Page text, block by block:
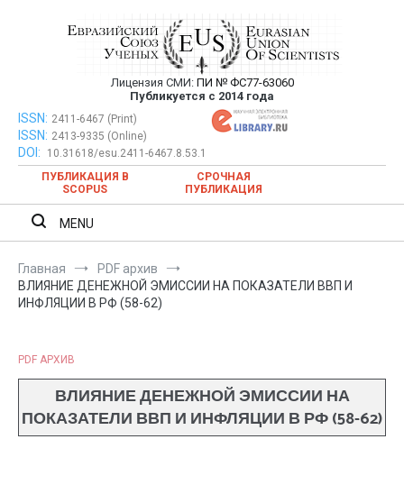
Евразийский Союз Ученых —
публикация научных статей в
ежемесячном научном журнале
Лицензия СМИ: ПИ № ФС77-63060
Публикуется с 2014 года
Евразийский Союз Ученых — публикация научных статей в
ежемесячном научном журнале
ISSN: 2411-6467 (Print)
ISSN: 2413-9335 (Online)
DOI:
10.31618/esu.2411-6467.8.53.1
ПУБЛИКАЦИЯ В
SCOPUS
СРОЧНАЯ
ПУБЛИКАЦИЯ
MENU
Главная
PDF архив
ВЛИЯНИЕ ДЕНЕЖНОЙ ЭМИССИИ НА ПОКАЗАТЕЛИ ВВП И
ИНФЛЯЦИИ В РФ (58-62)
PDF АРХИВ
ВЛИЯНИЕ ДЕНЕЖНОЙ ЭМИССИИ НА
ПОКАЗАТЕЛИ ВВП И ИНФЛЯЦИИ В РФ (58-62)